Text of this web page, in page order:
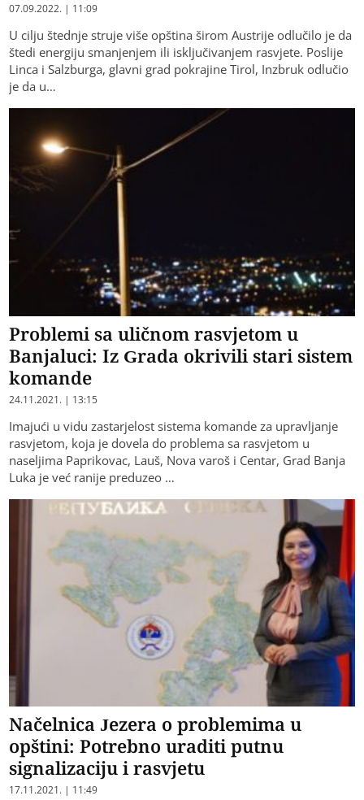
07.09.2022. | 11:09
U cilju štednje struje više opština širom Austrije odlučilo je da
štedi energiju smanjenjem ili isključivanjem rasvjete. Poslije
Linca i Salzburga, glavni grad pokrajine Tirol, Inzbruk odlučio
je da u…
Problemi sa uličnom rasvjetom u
Banjaluci: Iz Grada okrivili stari sistem
komande
24.11.2021. | 13:15
Imajući u vidu zastarjelost sistema komande za upravljanje
rasvjetom, koja je dovela do problema sa rasvjetom u
naseljima Paprikovac, Lauš, Nova varoš i Centar, Grad Banja
Luka je već ranije preduzeo …
Načelnica Jezera o problemima u
opštini: Potrebno uraditi putnu
signalizaciju i rasvjetu
17.11.2021. | 11:49